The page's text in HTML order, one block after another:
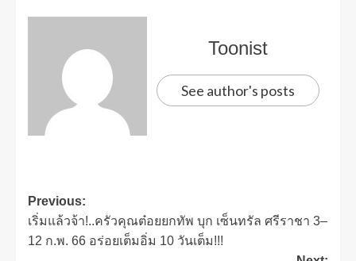
Toonist
See author's posts
Previous:
เริ่มแล้วจ้า!..ครัวคุณต๋อยยกทัพ บุก เซ็นทรัล ศรีราชา 3–
12 ก.พ. 66 อร่อยเต็มอิ่ม 10 วันเต็ม!!!